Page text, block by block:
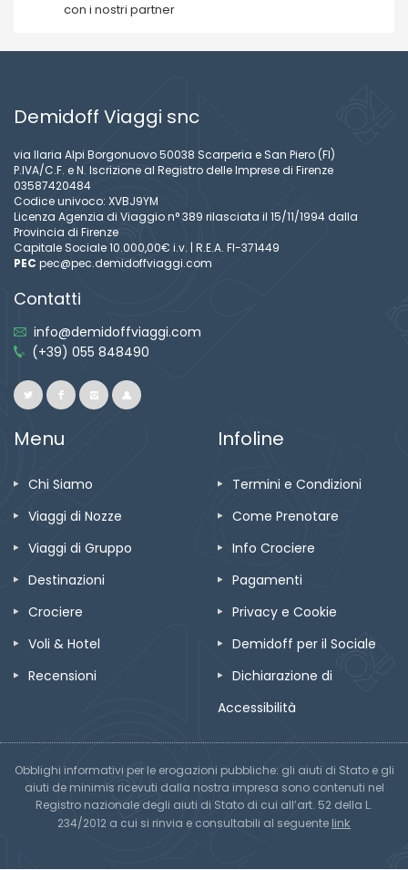
con i nostri partner
Demidoff Viaggi snc
via Ilaria Alpi Borgonuovo 50038 Scarperia e San Piero (FI)
P.IVA/C.F. e N. Iscrizione al Registro delle Imprese di Firenze
03587420484
Codice univoco: XVBJ9YM
Licenza Agenzia di Viaggio n° 389 rilasciata il 15/11/1994 dalla
Provincia di Firenze
Capitale Sociale 10.000,00€ i.v. | R.E.A. FI-371449
PEC pec@pec.demidoffviaggi.com
Contatti
info@demidoffviaggi.com
(+39) 055 848490
Menu
Chi Siamo
Viaggi di Nozze
Viaggi di Gruppo
Destinazioni
Crociere
Voli & Hotel
Recensioni
Infoline
Termini e Condizioni
Come Prenotare
Info Crociere
Pagamenti
Privacy e Cookie
Demidoff per il Sociale
Dichiarazione di
Accessibilità
Obblighi informativi per le erogazioni pubbliche: gli aiuti di Stato e gli
aiuti de minimis ricevuti dalla nostra impresa sono contenuti nel
Registro nazionale degli aiuti di Stato di cui all’art. 52 della L.
234/2012 a cui si rinvia e consultabili al seguente link